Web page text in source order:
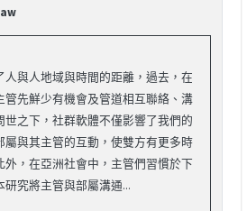
人與人地域與時間的距離，過去，在
管先鮮少有機會及管道相互聯絡、溝
世之下，社群軟體不僅影響了我們的
屬與其主管的互動，使雙方有更多時
外，在亞洲社會中，主管們習慣於下
究將主管與部屬溝通...